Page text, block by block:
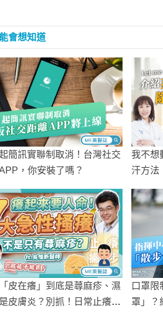
會想知道
簡訊實聯制取消！台灣社交
，你安裝了嗎？
我不想
汗方法
皮在癢」到底是蕁麻疹、濕
皮膚炎？別抓！日常止癢這
口罩限
罩」？